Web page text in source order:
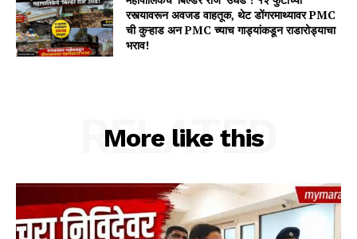
रस्त्यावरून अवजड वाहतूक, थेट डोंगरमाथ्यावर PMC
ची कुऱ्हाड अन PMC च्याच गाड्यांकडून राडारोड्याचा
भराव!
More like this
RELATED